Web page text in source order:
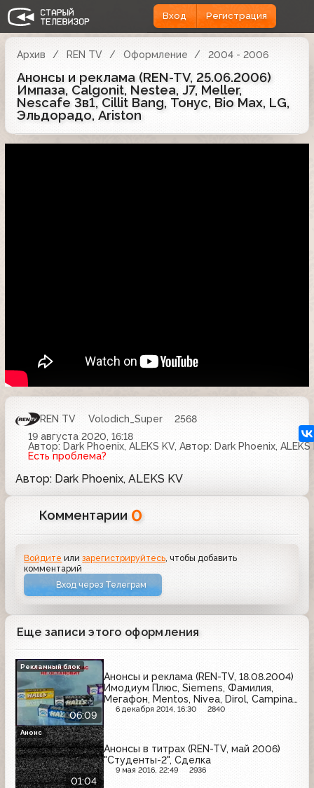
Вход Регистрация
Архив REN TV Оформление 2004 - 2006
Анонсы и реклама (REN-TV, 25.06.2006)
Импаза, Calgonit, Nestea, J7, Meller,
Nescafe 3в1, Cillit Bang, Тонус, Bio Max, LG,
Эльдорадо, Ariston
REN TV Volodich_Super
2568
19 августа 2020, 16:18
Автор: Dark Phoenix, ALEKS KV, Автор: Dark Phoenix,
Есть проблема?
Автор: Dark Phoenix, ALEKS KV
Комментарии 0
Войдите илизарегистрируйтесь , чтобы добавить
комментарий
Вход через Телеграм
Еще записи этого оформления
06:09
Анонсы и реклама (REN-TV, 18.08.2004)
Имодиум Плюс, Siemens, Фамилия,
Мегафон, Mentos, Nivea, Dirol, Campina,
Белый медведь, Sarma, Halls, Toyota
6 декабря 2014, 16:30 2840
Рекламный блок
01:04
Анонсы в титрах (REN-TV, май 2006)
"Студенты-2", Сделка
9 мая 2016, 22:49 2936
Анонс